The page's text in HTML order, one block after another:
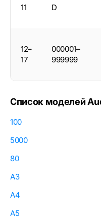
11 D
12–
17
000001–
999999
Список моделей
100
5000
80
A3
A4
A5